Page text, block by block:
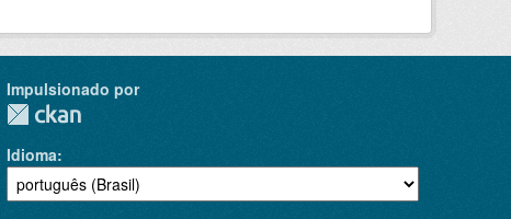
Impulsionado por
Idioma